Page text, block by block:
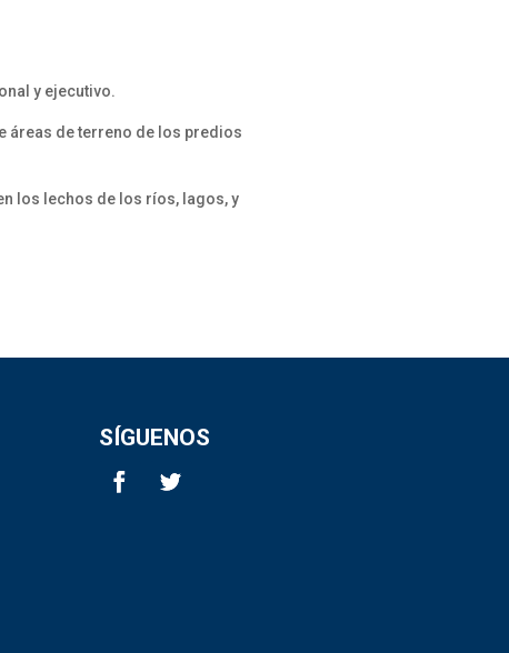
y ejecutivo.
áreas de terreno de los predios
los lechos de los ríos, lagos, y
SÍGUENOS